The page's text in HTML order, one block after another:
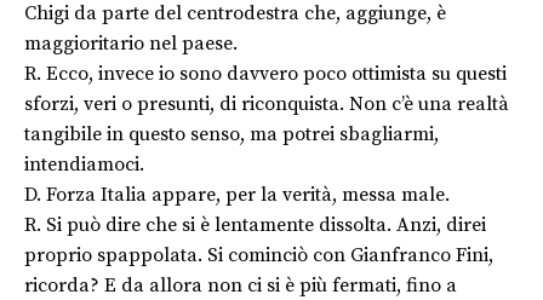
Chigi da parte del centrodestra che, aggiunge, è
maggioritario nel paese.
R. Ecco, invece io sono davvero poco ottimista su questi
sforzi, veri o presunti, di riconquista. Non c’è una realtà
tangibile in questo senso, ma potrei sbagliarmi,
intendiamoci.
D. Forza Italia appare, per la verità, messa male.
R. Si può dire che si è lentamente dissolta. Anzi, direi
proprio spappolata. Si cominciò con Gianfranco Fini,
ricorda? E da allora non ci si è più fermati, fino a